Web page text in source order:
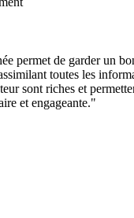
permet de garder un
toutes les
sont riches et
et engageante."